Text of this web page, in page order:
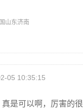
山东济南
05 10:35:15
是可以啊，厉害的很